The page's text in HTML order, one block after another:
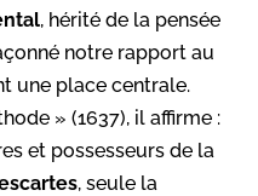
, hérité de la pensée
notre rapport au
une place centrale.
» (1637), il affirme :
et possesseurs de la
, seule la